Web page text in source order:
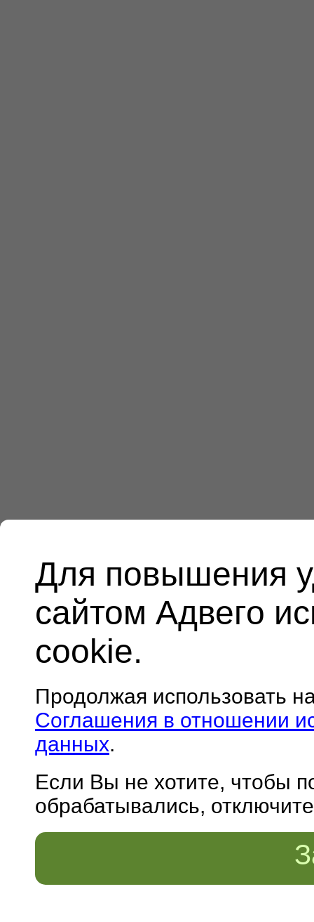
Для повышения
сайтом Адвего
cookie.
Продолжая использовать
Соглашения в отношении
данных.
Если Вы не хотите, чтобы
обрабатывались,